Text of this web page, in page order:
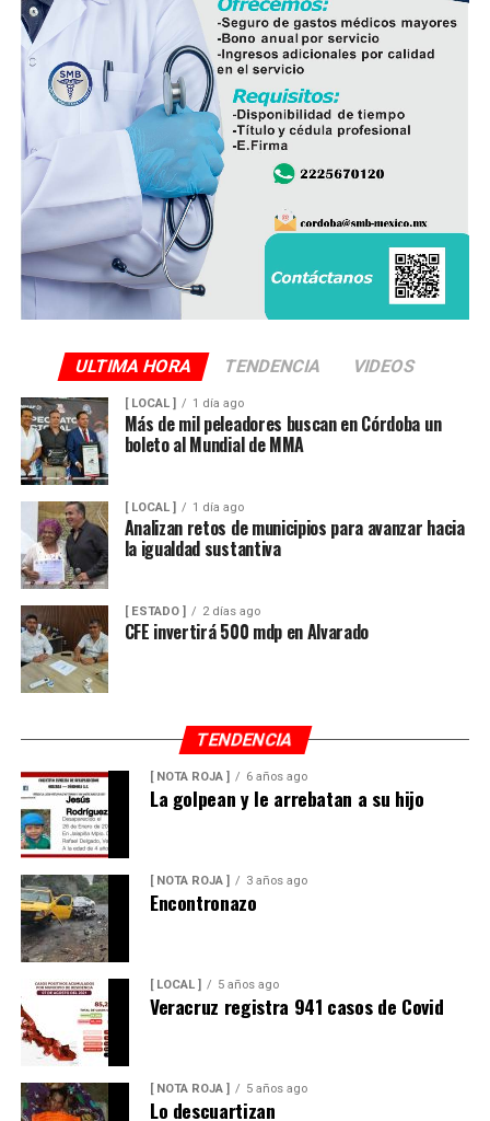
ULTIMA HORA TENDENCIA VIDEOS
[ LOCAL ] 1 día ago
Más de mil peleadores buscan en Córdoba un
boleto al Mundial de MMA
[ LOCAL ] 1 día ago
Analizan retos de municipios para avanzar hacia
la igualdad sustantiva
[ ESTADO ] 2 días ago
CFE invertirá 500 mdp en Alvarado
TENDENCIA
[ NOTA ROJA ] 6 años ago
La golpean y le arrebatan a su hijo
[ NOTA ROJA ] 3 años ago
Encontronazo
[ LOCAL ] 5 años ago
Veracruz registra 941 casos de Covid
[ NOTA ROJA ] 5 años ago
Lo descuartizan